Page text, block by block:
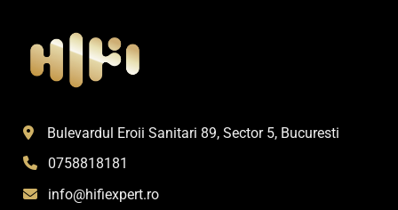
Bulevardul Eroii Sanitari 89, Sector 5, Bucuresti
0758818181
info@hifiexpert.ro